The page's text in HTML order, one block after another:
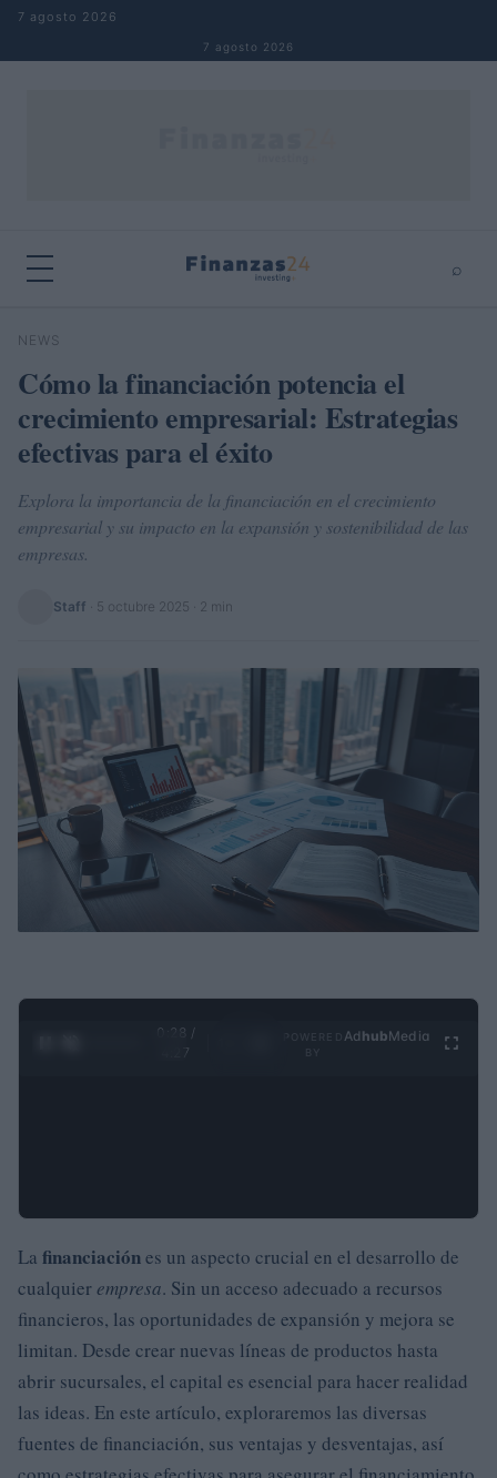
Saltar al contenido
7 agosto 2026
7 agosto 2026
⌕
Buscar
NEWS
Cómo la financiación potencia el
crecimiento empresarial: Estrategias
efectivas para el éxito
Explora la importancia de la financiación en el crecimiento
empresarial y su impacto en la expansión y sostenibilidad de las
empresas.
Staff 5 octubre 2025 · 2 min
0:29 /
4:27
Ad hubMedia
La financiaciónes un aspecto crucial en el desarrollo de
cualquierempresa. Sin un acceso adecuado a recursos
financieros, las oportunidades de expansión y mejora se
limitan. Desde crear nuevas líneas de productos hasta
abrir sucursales, el capital es esencial para hacer realidad
las ideas. En este artículo, exploraremos las diversas
fuentes de financiación, sus ventajas y desventajas, así